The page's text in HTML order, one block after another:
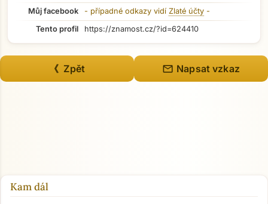
Můj facebook
- případné odkazy vidí Zlaté účty -
Tento profil
https://znamost.cz/?id=624410
《 Zpět mail Napsat vzkaz
Kam dál